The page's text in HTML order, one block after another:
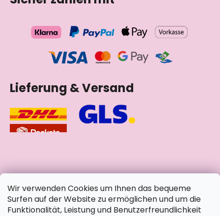
Wir verwenden Cookies um Ihnen das bequeme
Surfen auf der Website zu ermöglichen und um die
Funktionalität, Leistung und Benutzerfreundlichkeit
Lieferung & Versand
soziale Netzwerke